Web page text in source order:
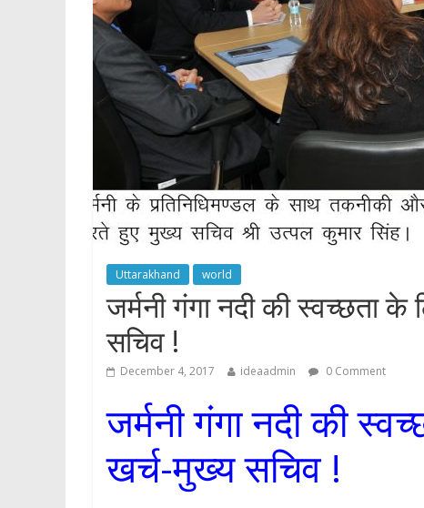
Uttarakhand world
जर्मनी गंगा नदी की स्वच्छता
सचिव !
December 4, 2017 ideaadmin 0 Comment
जर्मनी गंगा नदी की
खर्च-मुख्य सचिव !